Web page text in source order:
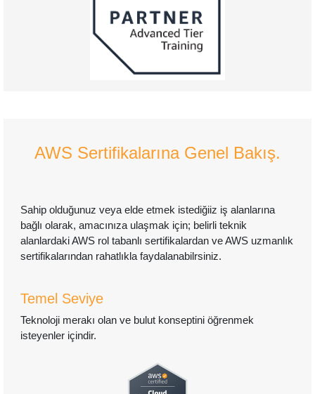
AWS Sertifikalarına Genel Bakış.
Sahip olduğunuz veya elde etmek istediğiiz iş alanlarına
bağlı olarak, amacınıza ulaşmak için; belirli teknik
alanlardaki AWS rol tabanlı sertifikalardan ve AWS uzmanlık
sertifikalarından rahatlıkla faydalanabilrsiniz.
Temel Seviye
Teknoloji merakı olan ve bulut konseptini öğrenmek
isteyenler içindir.